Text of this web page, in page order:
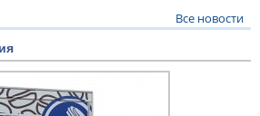
Все новости